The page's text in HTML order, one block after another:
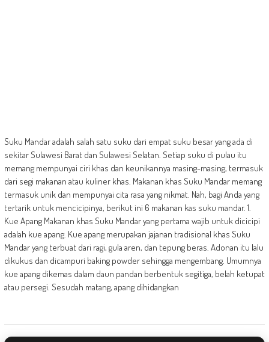
Suku Mandar adalah salah satu suku dari empat suku besar yang ada di
sekitar Sulawesi Barat dan Sulawesi Selatan. Setiap suku di pulau itu
memang mempunyai ciri khas dan keunikannya masing-masing, termasuk
dari segi makanan atau kuliner khas. Makanan khas Suku Mandar memang
termasuk unik dan mempunyai cita rasa yang nikmat. Nah, bagi Anda yang
tertarik untuk mencicipinya, berikut ini 6 makanan kas suku mandar. 1.
Kue Apang Makanan khas Suku Mandar yang pertama wajib untuk dicicipi
adalah kue apang. Kue apang merupakan jajanan tradisional khas Suku
Mandar yang terbuat dari ragi, gula aren, dan tepung beras. Adonan itu lalu
dikukus dan dicampuri baking powder sehingga mengembang. Umumnya
kue apang dikemas dalam daun pandan berbentuk segitiga, belah ketupat
atau persegi. Sesudah matang, apang dihidangkan